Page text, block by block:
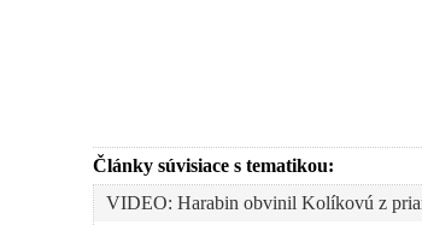
Články súvisiace s tematikou:
VIDEO: Harabin obvinil Kolíkovú z